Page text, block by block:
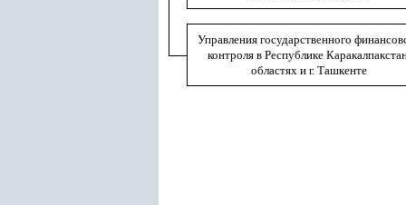
Управления государственного
контроля в Республике
областях и г. Ташкенте